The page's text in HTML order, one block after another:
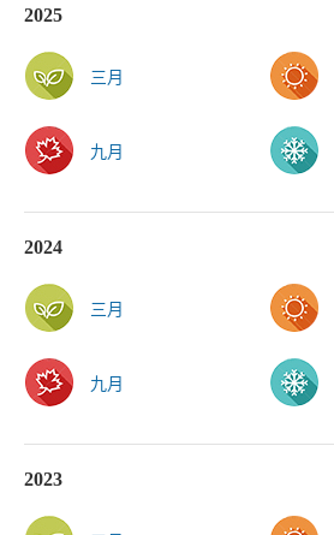
2025
三月
九月
2024
三月
九月
2023